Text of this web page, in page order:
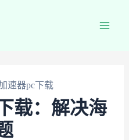
速器pc下载
载：解决海